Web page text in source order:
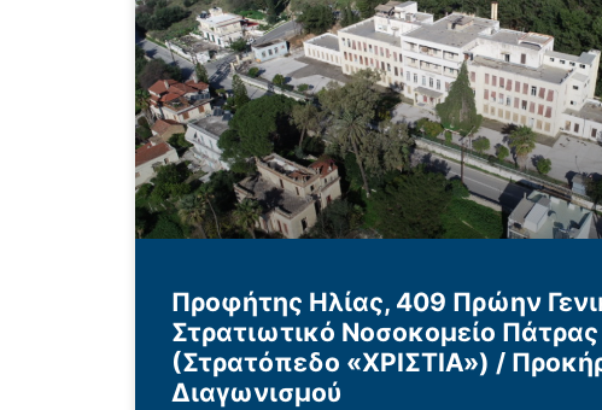
Προφήτης Ηλίας, 409 Πρώην
Στρατιωτικό Νοσοκομείο Πάτρας
(Στρατόπεδο «ΧΡΙΣΤΙΑ») /
Διαγωνισμού